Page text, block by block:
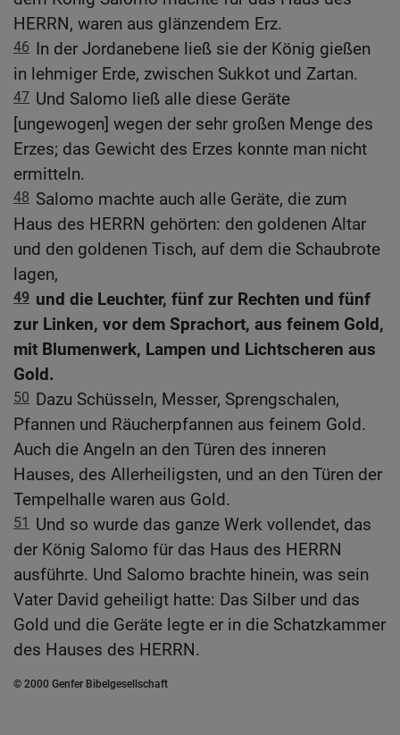
HERRN, waren aus glänzendem Erz.
46 In der Jordanebene ließ sie der König gießen
in lehmiger Erde, zwischen Sukkot und Zartan.
47 Und Salomo ließ alle diese Geräte
[ungewogen] wegen der sehr großen Menge des
Erzes; das Gewicht des Erzes konnte man nicht
ermitteln.
48 Salomo machte auch alle Geräte, die zum
Haus des HERRN gehörten: den goldenen Altar
und den goldenen Tisch, auf dem die Schaubrote
lagen,
49 und die Leuchter, fünf zur Rechten und fünf
zur Linken, vor dem Sprachort, aus feinem Gold,
mit Blumenwerk, Lampen und Lichtscheren aus
Gold.
50 Dazu Schüsseln, Messer, Sprengschalen,
Pfannen und Räucherpfannen aus feinem Gold.
Auch die Angeln an den Türen des inneren
Hauses, des Allerheiligsten, und an den Türen der
Tempelhalle waren aus Gold.
51
Und so wurde das ganze Werk vollendet, das
der König Salomo für das Haus des HERRN
ausführte. Und Salomo brachte hinein, was sein
Vater David geheiligt hatte: Das Silber und das
Gold und die Geräte legte er in die Schatzkammer
des Hauses des HERRN.
© 2000 Genfer Bibelgesellschaft